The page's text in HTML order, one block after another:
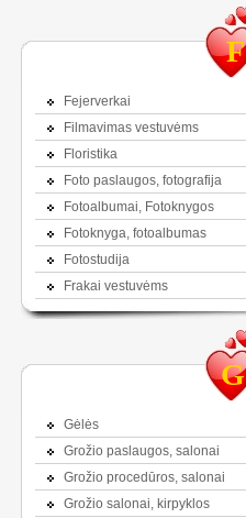
F
Fejerverkai
Filmavimas vestuvėms
Floristika
Foto paslaugos, fotografija
Fotoalbumai, Fotoknygos
Fotoknyga, fotoalbumas
Fotostudija
Frakai vestuvėms
G
Gėlės
Grožio paslaugos, salonai
Grožio procedūros, salonai
Grožio salonai, kirpyklos